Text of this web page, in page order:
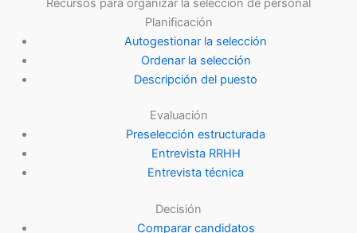
Planificación
Autogestionar la selección
Ordenar la selección
Descripción del puesto
Evaluación
Preselección estructurada
Entrevista RRHH
Entrevista técnica
Decisión
Comparar candidatos